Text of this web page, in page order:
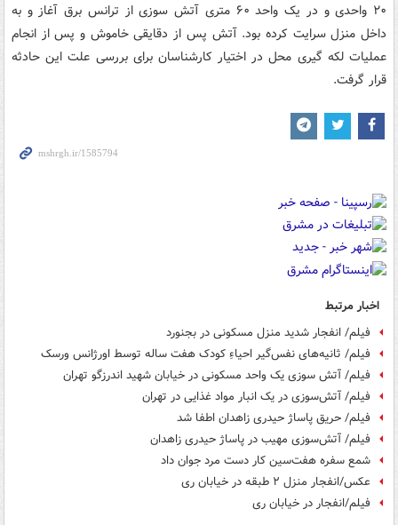
۲۰ واحدی و در یک واحد ۶۰ متری آتش سوزی از ترانس برق آغاز و به
داخل منزل سرایت کرده بود. آتش پس از دقایقی خاموش و پس از انجام
عملیات لکه گیری محل در اختیار کارشناسان برای بررسی علت این حادثه
قرار گرفت.
اخبار مرتبط
فیلم/ انفجار شدید منزل مسکونی در بجنورد
فیلم/ ثانیه‌های نفس‌گیر احیاءِ کودک هفت ساله توسط اورژانس ورسک
فیلم/ آتش سوزی یک واحد مسکونی در خیابان شهید اندرزگو تهران‌
فیلم/ آتش‌سوزی در یک انبار مواد غذایی در تهران
فیلم/ حریق پاساژ حیدری زاهدان اطفا شد
فیلم/ آتش‌سوزی مهیب در پاساژ حیدری زاهدان
شمع سفره هفت‌سین کار دست مرد جوان داد
عکس/انفجار منزل ۲ طبقه در خیابان ری
فیلم/انفجار در خیابان ری